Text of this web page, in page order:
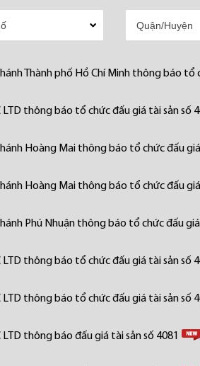
Thành phố Hồ Chí Minh thông báo tổ
thông báo tổ chức đấu giá tài sản số
Hoàng Mai thông báo tổ chức đấu
Hoàng Mai thông báo tổ chức đấu
Phú Nhuận thông báo tổ chức đấu
thông báo tổ chức đấu giá tài sản số
LTD thông báo tổ chức đấu giá tài sản số
thông báo đấu giá tài sản số 4081